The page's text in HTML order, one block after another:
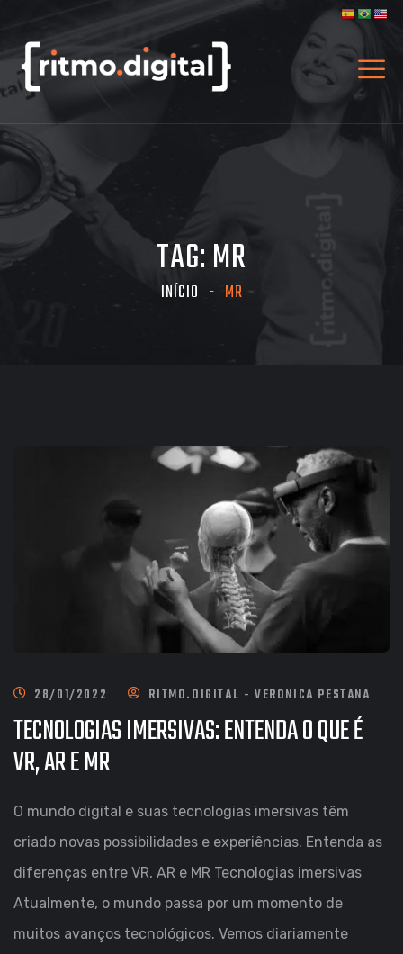
TAG:MR
INÍCIO MR
28/01/2022 RITMO.DIGITAL - VERONICA PESTANA
TECNOLOGIAS IMERSIVAS: ENTENDA O QUE É
VR, AR E MR
O mundo digital e suas tecnologias imersivas têm
criado novas possibilidades e experiências. Entenda as
diferenças entre VR, AR e MR Tecnologias imersivas
Atualmente, o mundo passa por um momento de
muitos avanços tecnológicos. Vemos diariamente